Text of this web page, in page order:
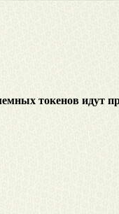
токенов идут